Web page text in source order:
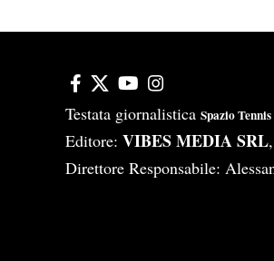
Testata giornalistica Spazio Tennis
Editore: VIBES MEDIA SRL
Direttore Responsabile: